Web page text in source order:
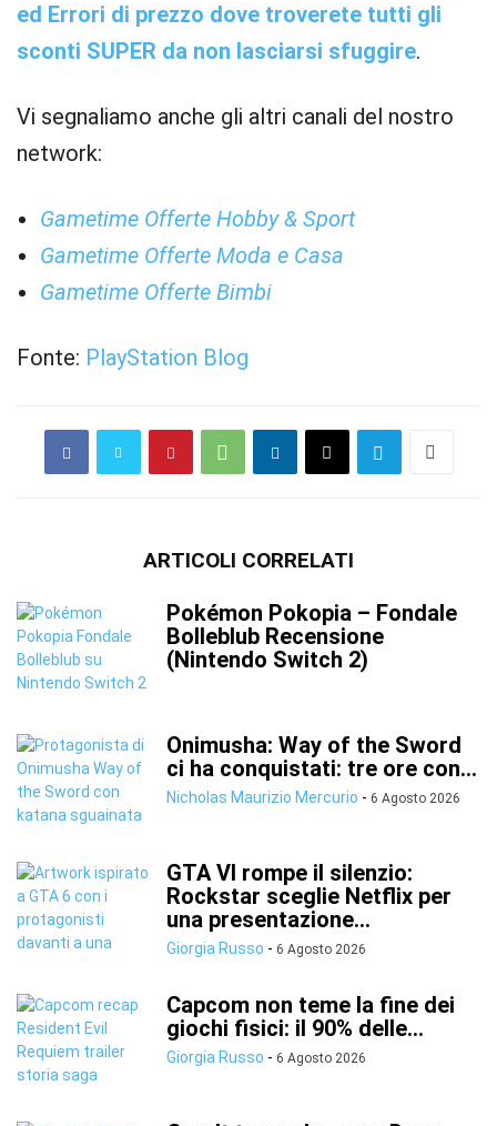
ed Errori di prezzo dove troverete tutti gli
sconti SUPER da non lasciarsi sfuggire.
Vi segnaliamo anche gli altri canali del nostro
network:
Gametime Offerte Hobby & Sport
Gametime Offerte Moda e Casa
Gametime Offerte Bimbi
Fonte: PlayStation Blog
ARTICOLI CORRELATI
Pokémon Pokopia – Fondale
Bolleblub Recensione
(Nintendo Switch 2)
Onimusha: Way of the Sword
ci ha conquistati: tre ore con...
Nicholas Maurizio Mercurio - 6 Agosto 2026
GTA VI rompe il silenzio:
Rockstar sceglie Netflix per
una presentazione...
Giorgia Russo - 6 Agosto 2026
Capcom non teme la fine dei
giochi fisici: il 90% delle...
Giorgia Russo - 6 Agosto 2026